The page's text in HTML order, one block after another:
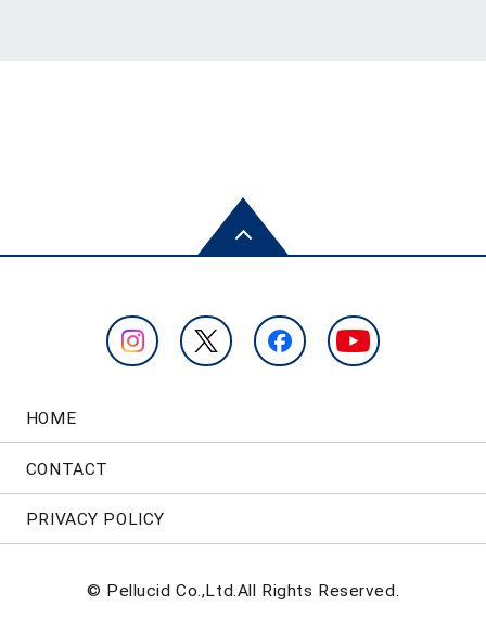
HOME
CONTACT
PRIVACY POLICY
© Pellucid Co.,Ltd.All Rights Reserved.